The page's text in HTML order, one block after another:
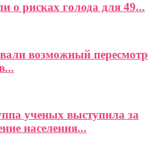
о рисках голода для 49...
возможный пересмотр
ученых выступила за
населения...